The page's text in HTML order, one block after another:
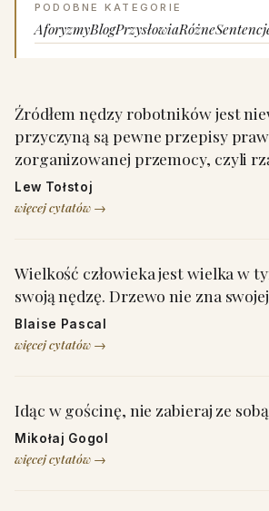
PODOBNE KATEGORIE
AforyzmyBlogPrzysłowiaRóżne
Źródłem nędzy robotników jest
przyczyną są pewne przepisy
zorganizowanej przemocy, czyli
Lew Tołstoj
więcej cytatów →
Wielkość człowieka jest wielka w
swoją nędzę. Drzewo nie zna
Blaise Pascal
więcej cytatów →
Idąc w gościnę, nie zabieraj ze
Mikołaj Gogol
więcej cytatów →